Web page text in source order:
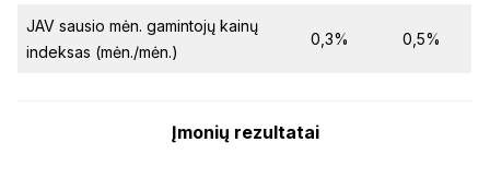
JAV sausio mėn. gamintojų kainų
indeksas (mėn./mėn.)
0,3% 0,5%
Įmonių rezultatai